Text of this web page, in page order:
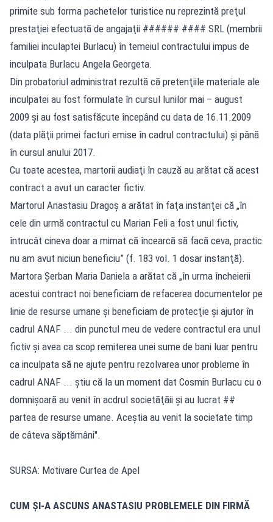
primite sub forma pachetelor turistice nu reprezintă preţul
prestaţiei efectuată de angajaţii ###### #### SRL (membrii
familiei inculaptei Burlacu) în temeiul contractului impus de
inculpata Burlacu Angela Georgeta.
Din probatoriul administrat rezultă că pretenţiile materiale ale
inculpatei au fost formulate în cursul lunilor mai – august
2009 şi au fost satisfăcute începând cu data de 16.11.2009
(data plăţii primei facturi emise în cadrul contractului) şi până
în cursul anului 2017.
Cu toate acestea, martorii audiaţi în cauză au arătat că acest
contract a avut un caracter fictiv.
Martorul Anastasiu Dragoş a arătat în faţa instanţei că „în
cele din urmă contractul cu Marian Feli a fost unul fictiv,
întrucât cineva doar a mimat că încearcă să facă ceva, practic
nu am avut niciun beneficiu” (f. 183 vol. 1 dosar instanţă).
Martora Şerban Maria Daniela a arătat că „în urma încheierii
acestui contract noi beneficiam de refacerea documentelor pe
linie de resurse umane şi beneficiam de protecţie şi ajutor în
cadrul ANAF ... din punctul meu de vedere contractul era unul
fictiv şi avea ca scop remiterea unei sume de bani luar pentru
ca inculpata să ne ajute pentru rezolvarea unor probleme în
cadrul ANAF ... ştiu că la un moment dat Cosmin Burlacu cu o
domnişoară au venit în acdrul societăţăii şi au lucrat ##
partea de resurse umane. Aceştia au venit la societate timp
de câteva săptămâni".
SURSA: Motivare Curtea de Apel
CUM ȘI-A ASCUNS ANASTASIU PROBLEMELE DIN FIRMĂ